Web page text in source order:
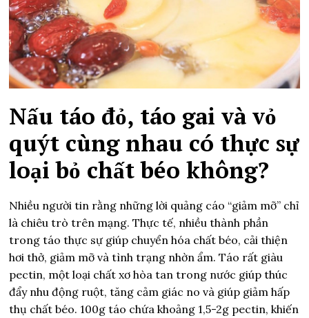
Nấu táo đỏ, táo gai và vỏ
quýt cùng nhau có thực sự
loại bỏ chất béo không?
Nhiều người tin rằng những lời quảng cáo “giảm mỡ” chỉ
là chiêu trò trên mạng. Thực tế, nhiều thành phần
trong táo thực sự giúp chuyển hóa chất béo, cải thiện
hơi thở, giảm mỡ và tình trạng nhờn ẩm. Táo rất giàu
pectin, một loại chất xơ hòa tan trong nước giúp thúc
đẩy nhu động ruột, tăng cảm giác no và giúp giảm hấp
thụ chất béo. 100g táo chứa khoảng 1,5-2g pectin, khiến